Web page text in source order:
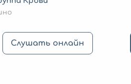
Слушать онлайн